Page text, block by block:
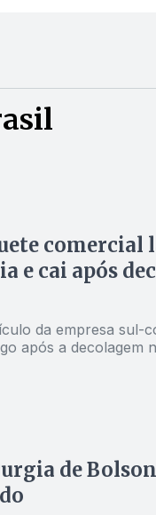
comercial
e cai após
da empresa sul-
após a decolagem
de